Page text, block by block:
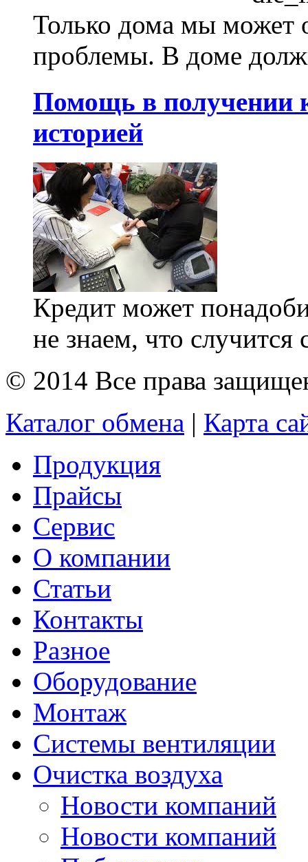
Только дома мы может
проблемы. В доме
Помощь в получении
историей
Кредит может
не знаем, что случится
© 2014 Все права
Каталог обмена | Карта
Продукция
Прайсы
Сервис
О компании
Статьи
Контакты
Разное
Оборудование
Монтаж
Системы вентиляции
Очистка воздуха
Новости компаний
Новости компаний